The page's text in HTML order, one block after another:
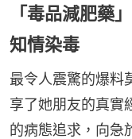
「毒品減肥藥
知情染毒
最令人震驚的爆料
享了她朋友的真實
的病態追求，向急